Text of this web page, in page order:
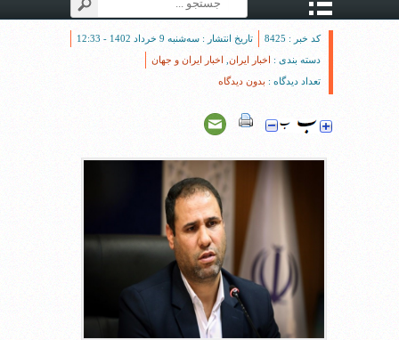
کد خبر : 8425
تاریخ انتشار : سه‌شنبه 9 خرداد 1402 - 12:33
دسته بندی : اخبار ایران اخبار ایران و جهان
تعداد دیدگاه : بدون دیدگاه